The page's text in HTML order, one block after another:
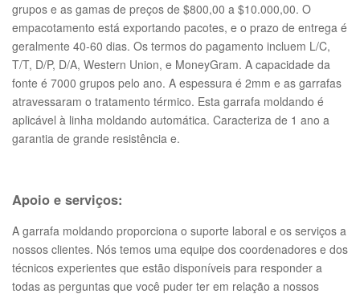
grupos e as gamas de preços de $800,00 a $10.000,00. O
empacotamento está exportando pacotes, e o prazo de entrega é
geralmente 40-60 dias. Os termos do pagamento incluem L/C,
T/T, D/P, D/A, Western Union, e MoneyGram. A capacidade da
fonte é 7000 grupos pelo ano. A espessura é 2mm e as garrafas
atravessaram o tratamento térmico. Esta garrafa moldando é
aplicável à linha moldando automática. Caracteriza de 1 ano a
garantia de grande resistência e.
Apoio e serviços:
A garrafa moldando proporciona o suporte laboral e os serviços a
nossos clientes. Nós temos uma equipe dos coordenadores e dos
técnicos experientes que estão disponíveis para responder a
todas as perguntas que você puder ter em relação a nossos